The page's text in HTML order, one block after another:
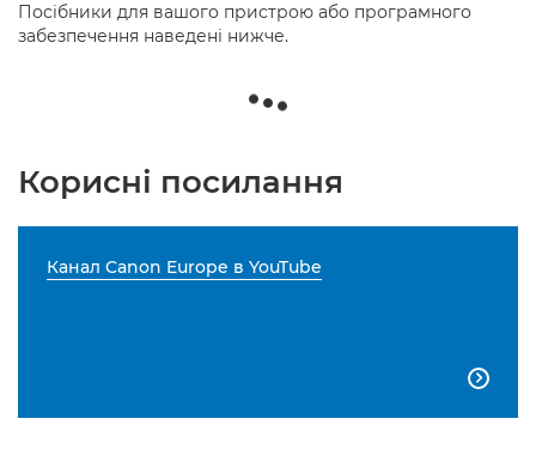
Посібники для вашого пристрою або програмного
забезпечення наведені нижче.
Корисні посилання
Канал Canon Europe в YouTube
